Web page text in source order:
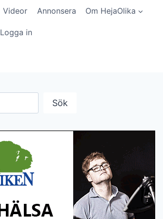
Videor Annonsera Om HejaOlika
Logga in
Sök